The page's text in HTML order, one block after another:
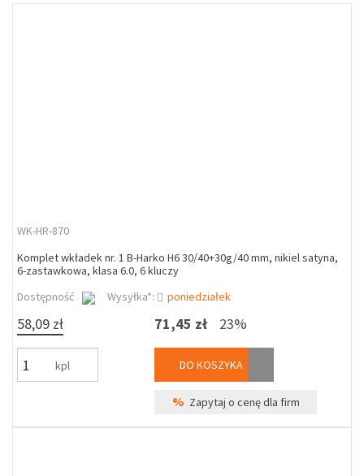
WK-HR-870
Komplet wkładek nr. 1 B-Harko H6 30/40+30g/40 mm, nikiel satyna,
6-zastawkowa, klasa 6.0, 6 kluczy
Dostępność
Wysyłka*: poniedziałek
58,09 zł
kpl
71,45 zł 23%
DO KOSZYKA
% Zapytaj o cenę dla firm